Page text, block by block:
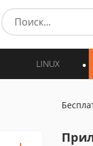
LINUX